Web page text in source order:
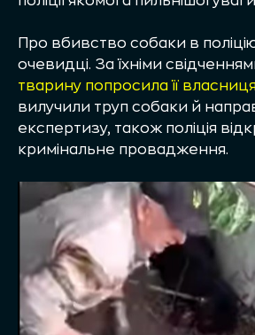
Про вбивство собаки в
очевидці. За їхніми
тварину попросила її власниця
вилучили труп собаки й
експертизу, також поліція
кримінальне провадження.